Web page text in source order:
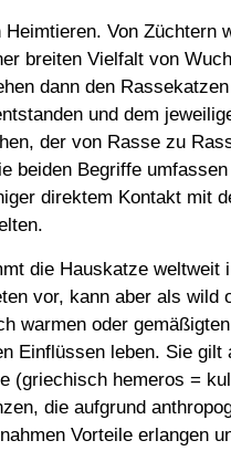
Von Züchtern
breiten Vielfalt von
dann den
und dem
der von Rasse zu
beiden Begriffe
direktem Kontakt mit
die Hauskatze weltweit
vor, kann aber als wild
warmen oder
Einflüssen leben. Sie gilt
(griechisch hemeros =
die aufgrund
Vorteile erlangen